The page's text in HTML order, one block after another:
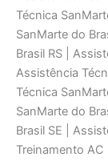
Técnica
SanMarte do
Brasil RS |
Assistência
Técnica
SanMarte do
Brasil SE |
Treinamento AC